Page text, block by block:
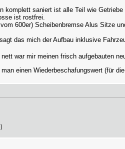
komplett saniert ist alle Teil wie
ist rostfrei.
600er) Scheibenbremse Alus Sitze
das mich der Aufbau inklusive
war mir meinen frisch aufgebauten
einen Wiederbeschafungswert (für